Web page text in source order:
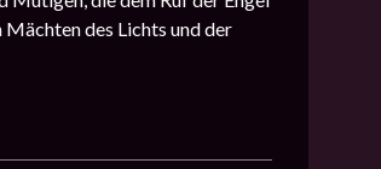
des Lichts und der